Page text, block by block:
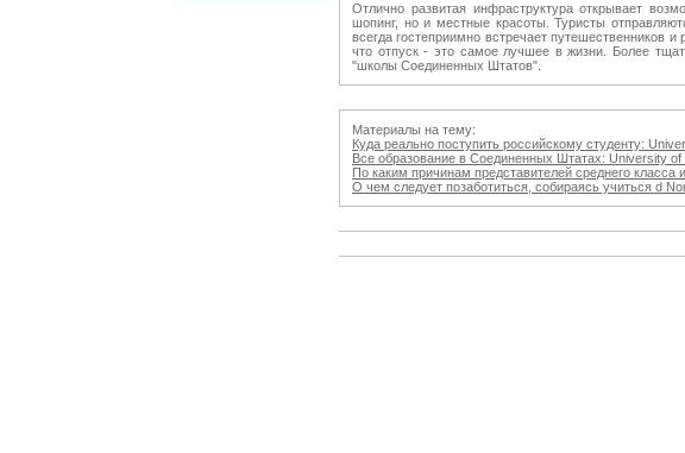
Отлично развитая инфраструктура открывает
шопинг, но и местные красоты. Туристы
всегда гостеприимно встречает
что отпуск - это самое лучшее в жизни. Более
"школы Соединенных Штатов".
Материалы на тему:
Куда реально поступить российскому студенту:
Все образование в Соединенных Штатах: University of
По каким причинам представителей среднего
О чем следует позаботиться, собираясь учиться d